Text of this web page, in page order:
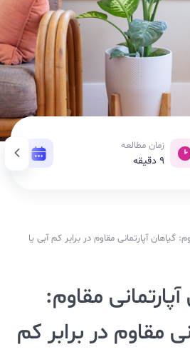
زمان مطالعه
9 دقیقه 23 آوریل 2021
گیاهان آپارتمانی مقاوم در برابر کم آبی یا
مقاوم:
مقاوم در برابر کم